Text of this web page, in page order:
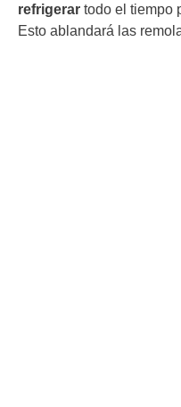
refrigerar todo el tiempo
Esto ablandará las